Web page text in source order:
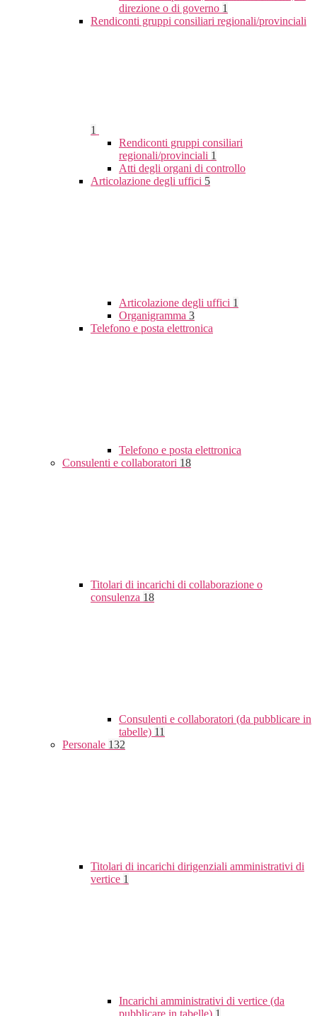
direzione o di governo 1
Rendiconti gruppi consiliari regionali/provinciali
1
Rendiconti gruppi consiliari
regionali/provinciali 1
Atti degli organi di controllo
Articolazione degli uffici 5
Articolazione degli uffici 1
Organigramma 3
Telefono e posta elettronica
Telefono e posta elettronica
Consulenti e collaboratori 18
Titolari di incarichi di collaborazione o
consulenza 18
Consulenti e collaboratori (da pubblicare in
tabelle) 11
Personale 132
Titolari di incarichi dirigenziali amministrativi di
vertice 1
Incarichi amministrativi di vertice (da